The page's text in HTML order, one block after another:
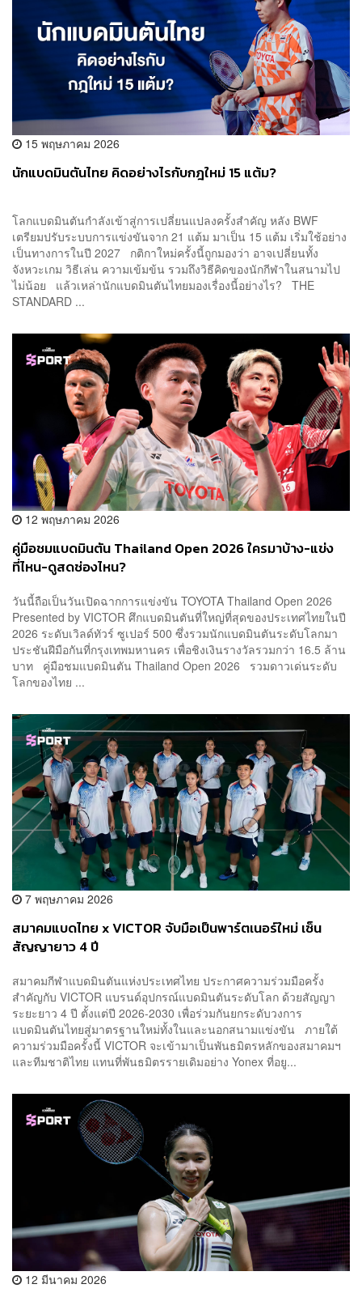
15 พฤษภาคม 2026
นักแบดมินตันไทย คิดอย่างไรกับกฎใหม่ 15 แต้ม?
โลกแบดมินตันกำลังเข้าสู่การเปลี่ยนแปลงครั้งสำคัญ หลัง BWF
เตรียมปรับระบบการแข่งขันจาก 21 แต้ม มาเป็น 15 แต้ม เริ่มใช้อย่าง
เป็นทางการในปี 2027 กติกาใหม่ครั้งนี้ถูกมองว่า อาจเปลี่ยนทั้ง
จังหวะเกม วิธีเล่น ความเข้มข้น รวมถึงวิธีคิดของนักกีฬาในสนามไป
ไม่น้อย แล้วเหล่านักแบดมินตันไทยมองเรื่องนี้อย่างไร? THE
STANDARD ...
12 พฤษภาคม 2026
คู่มือชมแบดมินตัน Thailand Open 2026 ใครมาบ้าง-แข่ง
ที่ไหน-ดูสดช่องไหน?
วันนี้ถือเป็นวันเปิดฉากการแข่งขัน TOYOTA Thailand Open 2026
Presented by VICTOR ศึกแบดมินตันที่ใหญ่ที่สุดของประเทศไทยในปี
2026 ระดับเวิลด์ทัวร์ ซูเปอร์ 500 ซึ่งรวมนักแบดมินตันระดับโลกมา
ประชันฝีมือกันที่กรุงเทพมหานคร เพื่อชิงเงินรางวัลรวมกว่า 16.5 ล้าน
บาท คู่มือชมแบดมินตัน Thailand Open 2026 รวมดาวเด่นระดับ
โลกของไทย ...
7 พฤษภาคม 2026
สมาคมแบดไทย x VICTOR จับมือเป็นพาร์ตเนอร์ใหม่ เซ็น
สัญญายาว 4 ปี
สมาคมกีฬาแบดมินตันแห่งประเทศไทย ประกาศความร่วมมือครั้ง
สำคัญกับ VICTOR แบรนด์อุปกรณ์แบดมินตันระดับโลก ด้วยสัญญา
ระยะยาว 4 ปี ตั้งแต่ปี 2026-2030 เพื่อร่วมกันยกระดับวงการ
แบดมินตันไทยสู่มาตรฐานใหม่ทั้งในและนอกสนามแข่งขัน ภายใต้
ความร่วมมือครั้งนี้ VICTOR จะเข้ามาเป็นพันธมิตรหลักของสมาคมฯ
และทีมชาติไทย แทนที่พันธมิตรรายเดิมอย่าง Yonex ที่อยู...
12 มีนาคม 2026